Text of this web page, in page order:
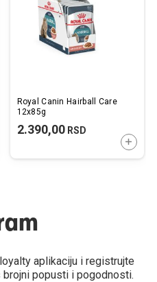
U KORPU
Royal Canin Hairball Care
12x85g
2.390,00RSD
aplikaciju i registrujte
brojni popusti i pogodnosti.